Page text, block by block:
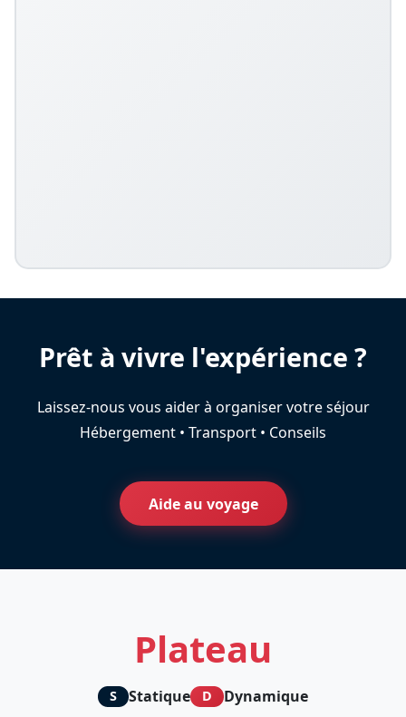
Prêt à vivre l'expérience ?
Laissez-nous vous aider à organiser votre séjour
Hébergement • Transport • Conseils
Aide au voyage
Plateau
S Statique D Dynamique